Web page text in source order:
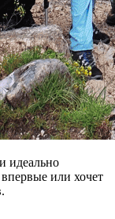
идеально
или хочет